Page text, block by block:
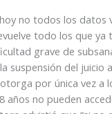
no todos los datos
todo los que ya
grave de
suspensión del juicio
por única vez a
años no pueden